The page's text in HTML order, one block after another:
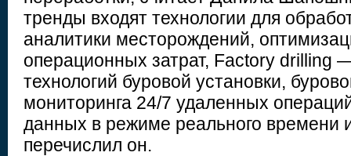
тренды входят технологии для
аналитики месторождений,
операционных затрат, Factory drilling
технологий буровой установки,
мониторинга 24/7 удаленных
данных в режиме реального времени
перечислил он.